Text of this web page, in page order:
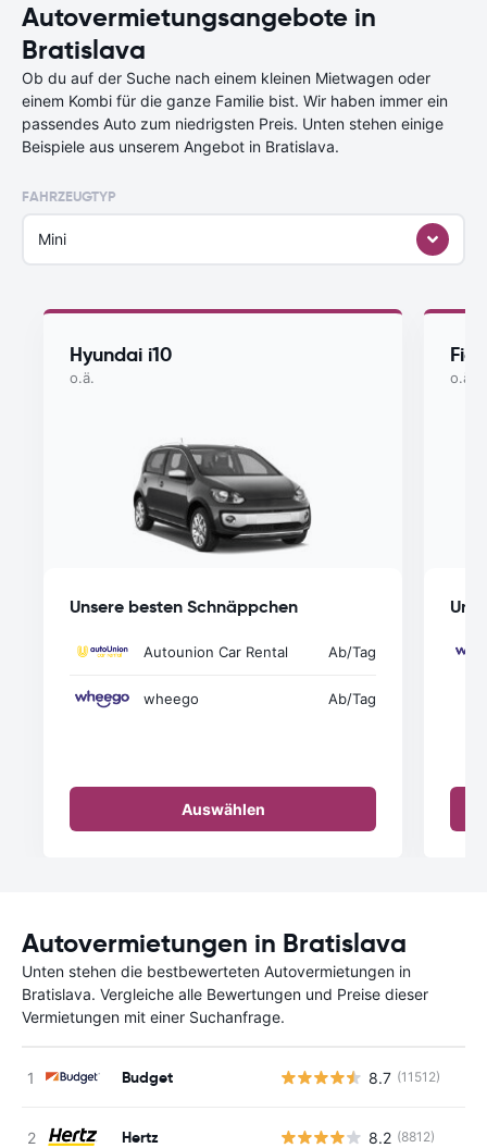
Autovermietungsangebote in
Bratislava
Ob du auf der Suche nach einem kleinen Mietwagen oder
einem Kombi für die ganze Familie bist. Wir haben immer ein
passendes Auto zum niedrigsten Preis. Unten stehen einige
Beispiele aus unserem Angebot in Bratislava.
FAHRZEUGTYP
Mini
Hyundai i10
o.ä.
Unsere besten Schnäppchen
Autounion Car Rental Ab/Tag
wheego Ab/Tag
Auswählen
o.ä.
Autovermietungen in Bratislava
Unten stehen die bestbewerteten Autovermietungen in
Bratislava. Vergleiche alle Bewertungen und Preise dieser
Vermietungen mit einer Suchanfrage.
Budget 8.7 (11512)
Hertz 8.2 (8812)